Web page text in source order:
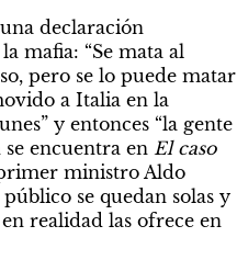
declaración
mafia: “Se mata al
pero se lo puede matar
a Italia en la
y entonces “la gente
se encuentra en El caso
primer ministro Aldo
se quedan solas y
realidad las ofrece en